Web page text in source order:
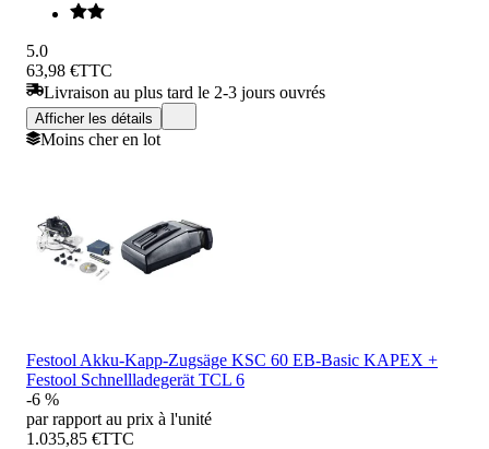
5.0
63,98 €TTC
Livraison au plus tard le 2-3 jours ouvrés
Afficher les détails
Moins cher en lot
Festool Akku-Kapp-Zugsäge KSC 60 EB-Basic KAPEX +
Festool Schnellladegerät TCL 6
-6 %
par rapport au prix à l'unité
1.035,85 €TTC